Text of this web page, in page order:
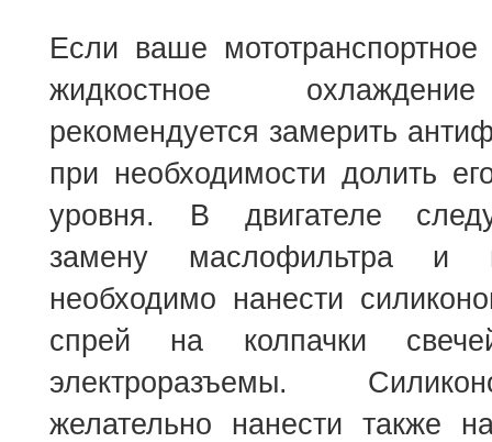
Если ваше мототранспортное
жидкостное
рекомендуется замерить
при необходимости долить
уровня. В двигателе
замену маслофильтра и
необходимо нанести
спрей на колпачки
электроразъемы.
желательно нанести также